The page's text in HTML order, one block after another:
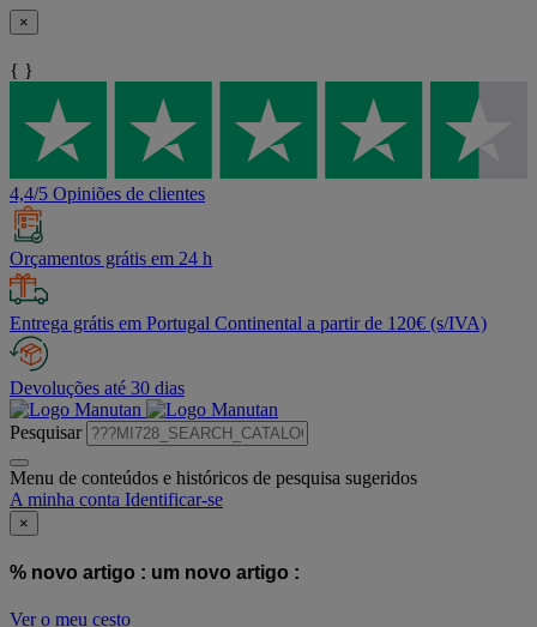
×
{ }
4,4/5 Opiniões de clientes
Orçamentos grátis em 24 h
Entrega grátis em Portugal Continental a partir de 120€ (s/IVA)
Devoluções até 30 dias
Pesquisar
Menu de conteúdos e históricos de pesquisa sugeridos
A minha conta Identificar-se
×
% novo artigo : um novo artigo :
Ver o meu cesto